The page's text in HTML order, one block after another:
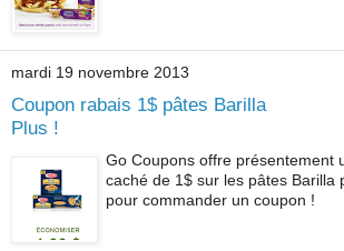
mardi 19 novembre 2013
Coupon rabais 1$ pâtes Barilla
Plus !
Go Coupons offre présentement
caché de 1$ sur les pâtes Barilla
pour commander un coupon !